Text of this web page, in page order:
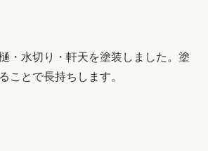
・水切り・軒天を塗装しました。塗
ことで長持ちします。